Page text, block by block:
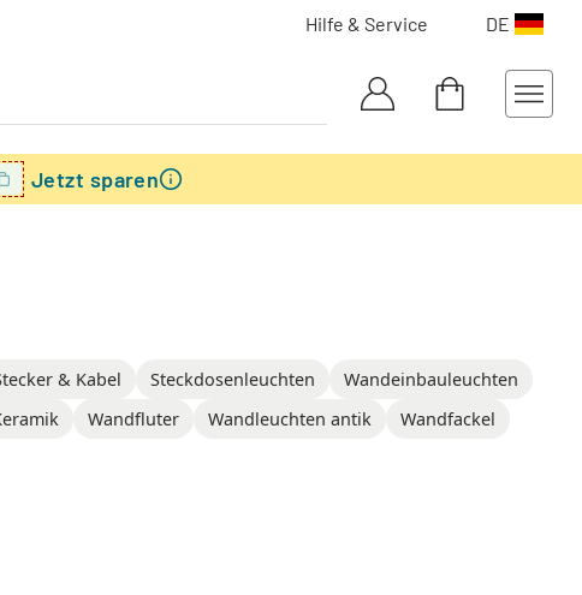
Hilfe & Service DE
Jetzt sparen
& Kabel Steckdosenleuchten
Wandeinbauleuchten
Wandfluter Wandleuchten antik
Wandfackel